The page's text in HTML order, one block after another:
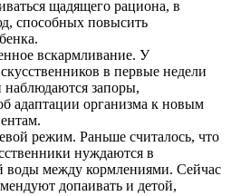
щадящего рациона, в
способных повысить
вскармливание. У
в первые недели
наблюдаются запоры,
адаптации организма к новым
режим. Раньше считалось, что
нуждаются в
воды между кормлениями. Сейчас
допаивать и детой,